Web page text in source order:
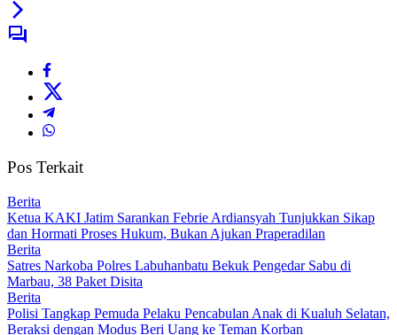
Pos Terkait
Berita
Ketua KAKI Jatim Sarankan Febrie Ardiansyah Tunjukkan Sikap
dan Hormati Proses Hukum, Bukan Ajukan Praperadilan
Berita
Satres Narkoba Polres Labuhanbatu Bekuk Pengedar Sabu di
Marbau, 38 Paket Disita
Berita
Polisi Tangkap Pemuda Pelaku Pencabulan Anak di Kualuh Selatan,
Beraksi dengan Modus Beri Uang ke Teman Korban